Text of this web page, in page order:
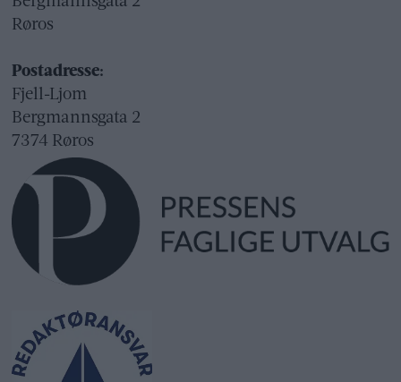
Røros
Postadresse:
Fjell-Ljom
Bergmannsgata 2
7374 Røros